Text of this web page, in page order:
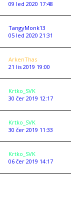
09 led 2020 17:48
TangyMonk13
05 led 2020 21:31
ArkenThas
21 lis 2019 19:00
Krtko_SVK
30 čer 2019 12:17
Krtko_SVK
30 čer 2019 11:33
Krtko_SVK
06 čer 2019 14:17